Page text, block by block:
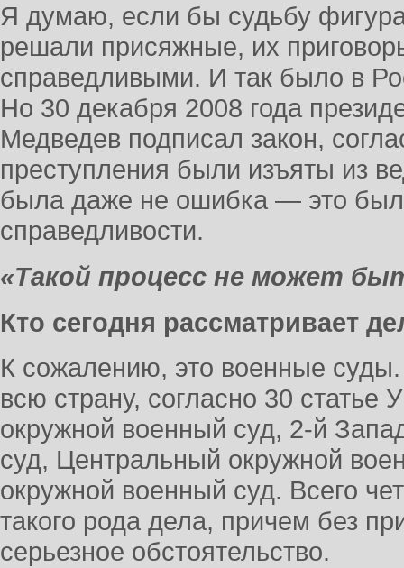
Я думаю, если бы судьбу
решали присяжные, их
справедливыми. И так было в
Но 30 декабря 2008 года
Медведев подписал закон,
преступления были изъяты из
была даже не ошибка — это
справедливости.
«Такой процесс не может
Кто сегодня рассматривает
К сожалению, это военные
всю страну, согласно 30
окружной военный суд, 2-й
суд, Центральный окружной
окружной военный суд. Всего
такого рода дела, причем без
серьезное обстоятельство.